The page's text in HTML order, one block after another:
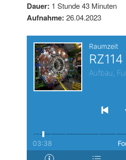
l
t
s
p
i
h
a
l
t
p
Dauer: 1 Stunde 43 Minuten
Aufnahme: 26.04.2023